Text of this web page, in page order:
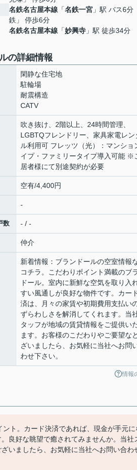
名鉄名古屋本線 「名鉄一宮 」駅 バス6分
鉄」 停歩6分
名鉄名古屋本線 「妙興寺 」駅 徒歩34分
の詳細情報
閑静な住宅地
駐輪場
耐震構造
CATV
吹き抜け、2階以上、24時間管理、
LGBTQフレンドリー、家具家電レン
ル利用可 フレッツ（光）：マンショ
イプ・ファミリータイプ導入可能 ※
居者様にて別途契約が必要
空有/4,400円
-
数 - / -
仲介
新着情報：ブランドールの空室情報
コチラ。こだわりポイント満載のブ
ドール。室内に新鮮な空気を取り入
すい風通しが良好な物件です。カー
済は、月々の家賃や初期費用支払い
ずらわしさを解消してくれます。当
タッフが地域の賃貸情報をご提供い
ます。お客様のこだわりやご要望な
ざいましたら、お気軽に当社へお問
わせ下さい。
情報
ト。カード決済であれば、現金が手元に
良好な眺望で癒されてみませんか。当社
いましたら、お気軽に当社へお問い合わ